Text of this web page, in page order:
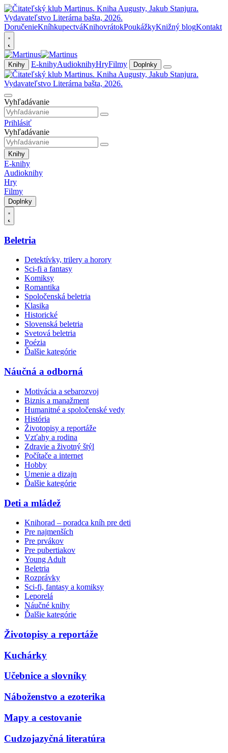
DoručenieKníhkupectváKnihovrátokPoukážkyKnižný blogKontakt
Knihy E-knihyAudioknihyHryFilmy Doplnky
Vyhľadávanie
Prihlásiť
Vyhľadávanie
Knihy
E-knihy
Audioknihy
Hry
Filmy
Doplnky
Beletria
Detektívky, trilery a horory
Sci-fi a fantasy
Komiksy
Romantika
Spoločenská beletria
Klasika
Historické
Slovenská beletria
Svetová beletria
Poézia
Ďalšie kategórie
Náučná a odborná
Motivácia a sebarozvoj
Biznis a manažment
Humanitné a spoločenské vedy
História
Životopisy a reportáže
Vzťahy a rodina
Zdravie a životný štýl
Počítače a internet
Hobby
Umenie a dizajn
Ďalšie kategórie
Deti a mládež
Knihorad – poradca kníh pre deti
Pre najmenších
Pre prvákov
Pre pubertiakov
Young Adult
Beletria
Rozprávky
Sci-fi, fantasy a komiksy
Leporelá
Náučné knihy
Ďalšie kategórie
Životopisy a reportáže
Kuchárky
Učebnice a slovníky
Náboženstvo a ezoterika
Mapy a cestovanie
Cudzojazyčná literatúra